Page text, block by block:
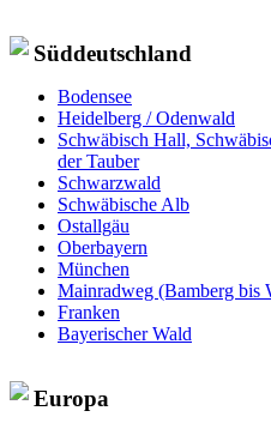
Süddeutschland
Bodensee
Heidelberg / Odenwald
Schwäbisch Hall,
der Tauber
Schwarzwald
Schwäbische Alb
Ostallgäu
Oberbayern
München
Mainradweg (Bamberg bis
Franken
Bayerischer Wald
Europa